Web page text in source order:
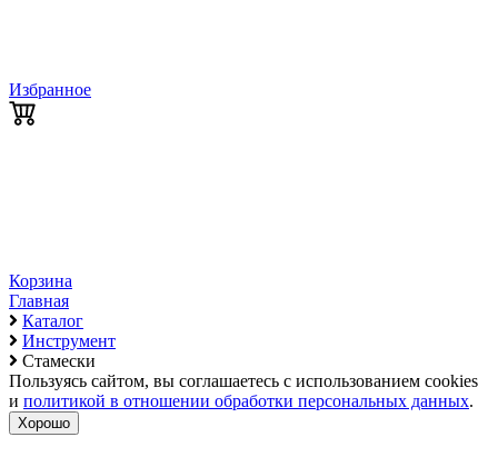
Избранное
Корзина
Главная
Каталог
Инструмент
Стамески
Пользуясь сайтом, вы соглашаетесь с использованием cookies
и политикой в отношении обработки персональных данных.
Хорошо